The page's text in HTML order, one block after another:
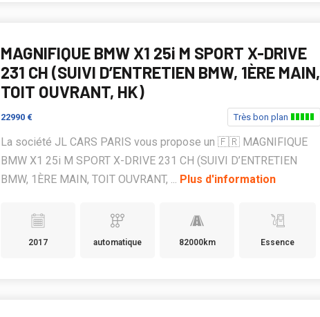
MAGNIFIQUE BMW X1 25i M SPORT X-DRIVE
231 CH (SUIVI D’ENTRETIEN BMW, 1ÈRE MAIN,
TOIT OUVRANT, HK)
22990 € Très bon plan
La société JL CARS PARIS vous propose un 🇫🇷 MAGNIFIQUE
BMW X1 25i M SPORT X-DRIVE 231 CH (SUIVI D’ENTRETIEN
BMW, 1ÈRE MAIN, TOIT OUVRANT, ... Plus d'information
2017 automatique 82000km Essence